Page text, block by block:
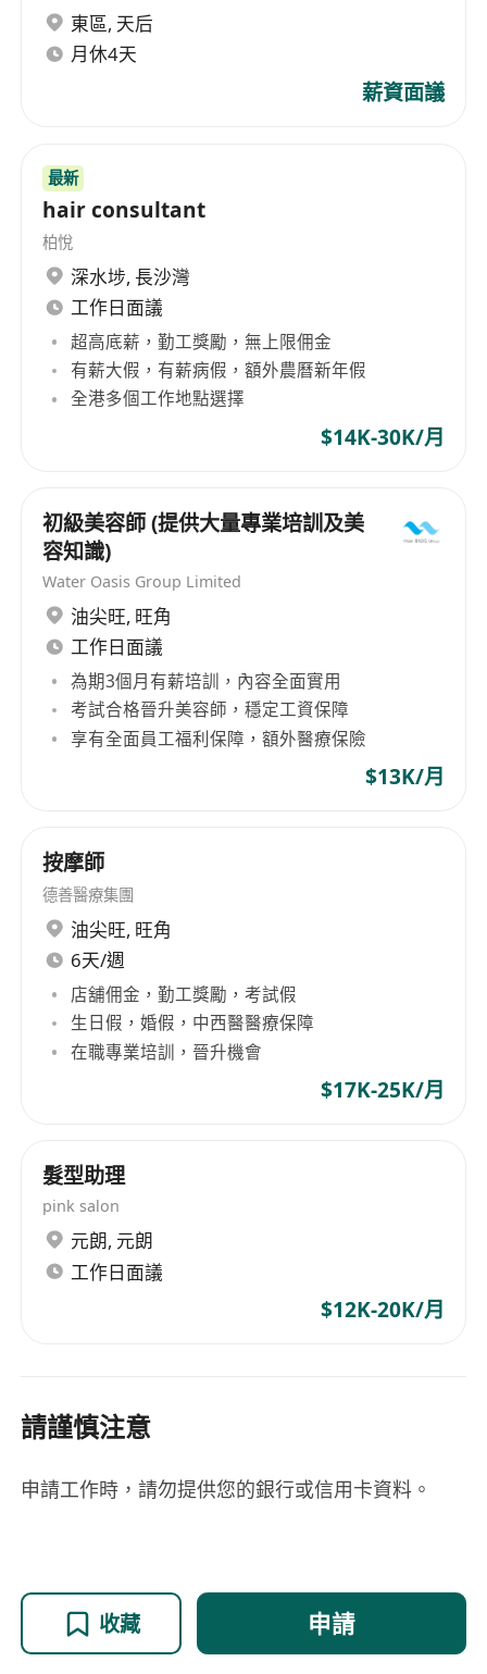
東區, 天后
月休4天
薪資面議
最新
hair consultant
柏悅
深水埗, 長沙灣
工作日面議
超高底薪，勤工獎勵，無上限佣金
有薪大假，有薪病假，額外農曆新年假
全港多個工作地點選擇
$14K-30K/月
初級美容師 (提供大量專業培訓及美
容知識)
Water Oasis Group Limited
油尖旺, 旺角
工作日面議
為期3個月有薪培訓，內容全面實用
考試合格晉升美容師，穩定工資保障
享有全面員工福利保障，額外醫療保險
$13K/月
按摩師
德善醫療集團
油尖旺, 旺角
6天/週
店舖佣金，勤工獎勵，考試假
生日假，婚假，中西醫醫療保障
在職專業培訓，晉升機會
$17K-25K/月
髮型助理
pink salon
元朗, 元朗
工作日面議
$12K-20K/月
請謹慎注意
申請工作時，請勿提供您的銀行或信用卡資料。
收藏 申請